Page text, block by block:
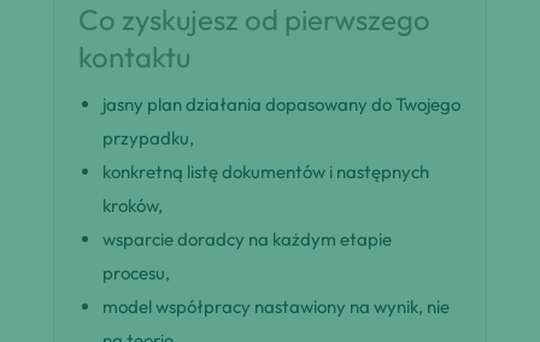
Co zyskujesz od pierwszego
kontaktu
jasny plan działania dopasowany do Twojego
przypadku,
konkretną listę dokumentów i następnych
kroków,
wsparcie doradcy na każdym etapie
procesu,
model współpracy nastawiony na wynik, nie